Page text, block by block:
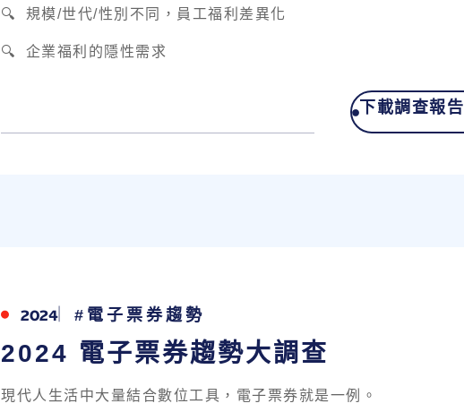
🔍 規模/世代/性別不同，員工福利差異化
🔍 企業福利的隱性需求
下載調查報告
2024 #電子票券趨勢
2024 電子票券趨勢大調查
現代人生活中大量結合數位工具，電子票券就是一例。